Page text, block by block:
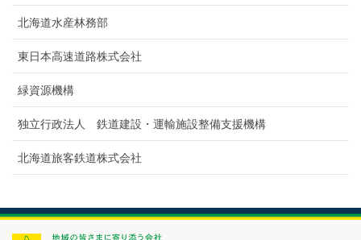
北海道水産林務部
東日本高速道路株式会社
緑資源機構
独立行政法人 鉄道建設・運輸施設整備支援機構
北海道旅客鉄道株式会社